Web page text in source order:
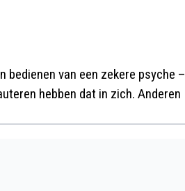
van een zekere psyche –
hebben dat in zich. Anderen